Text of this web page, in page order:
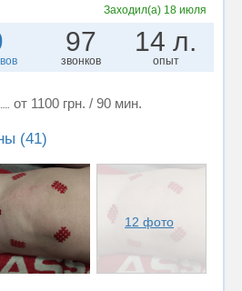
Заходил(а) 18 июля
97
звонков
14 л.
опыт
от 1100 грн. / 90 мин.
(41)
12 фото